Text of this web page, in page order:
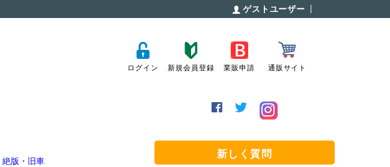
ゲストユーザー
ログイン 新規会員登録 業販申請 通販サイト
絶版・旧車
新しく質問